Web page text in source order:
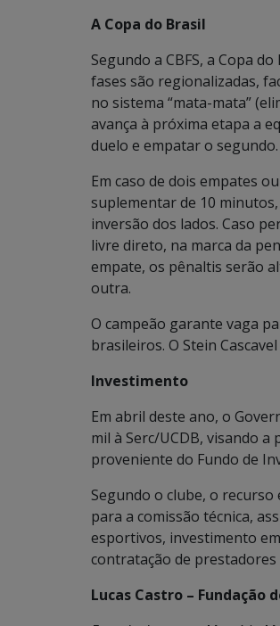
A Copa do Brasil
Segundo a CBFS, a Copa
fases são regionalizadas,
no sistema “mata-mata”
avança à próxima etapa a
duelo e empatar o
Em caso de dois empates
suplementar de 10
inversão dos lados. Caso
livre direto, na marca da
empate, os pênaltis serão
outra.
O campeão garante vaga
brasileiros. O Stein
Investimento
Em abril deste ano, o
mil à Serc/UCDB, visando
proveniente do Fundo de
Segundo o clube, o
para a comissão técnica,
esportivos, investimento
contratação de
Lucas Castro – Fundação